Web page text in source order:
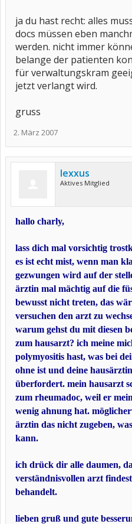
ja du hast recht: alles
docs müssen eben
werden. nicht immer
belange der patienten
für verwaltungskram
jetzt verlangt wird.
gruss
2. März 2007
lexxus
Aktives Mitglied
hallo charly,
lass dich mal vorsichtig
es ist echt mist, wenn man
gezwungen wird auf der
ärztin mal mächtig auf die
bewusst nicht treten, das
versuchen den arzt zu
warum gehst du mit diesen
zum hausarzt? ich meine
polymyositis hast, was bei
ohne ist und deine
überfordert. mein hausarzt
zum rheumadoc, weil er
wenig ahnung hat.
ärztin das nicht zugeben,
kann.
ich drück dir alle daumen,
verständnisvollen arzt
behandelt.
lieben gruß und gute